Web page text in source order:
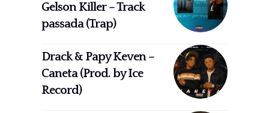
Gelson Killer – Track
passada (Trap)
Drack & Papy Keven –
Caneta (Prod. by Ice
Record)